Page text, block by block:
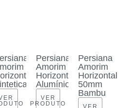
Persiana
Amorim
Horizontal
Alumínio
VER
PRODUTO
Persiana
Amorim
Horizontal
50mm
Bambu
VER